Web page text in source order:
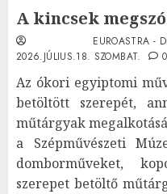
A kincsek
EUROASTRA -
2026.JÚLIUS.18. SZOMBAT.
0
Az ókori egyiptomi
betöltött szerepét,
műtárgyak
a Szépművészeti
domborműveket,
szerepet betöltő